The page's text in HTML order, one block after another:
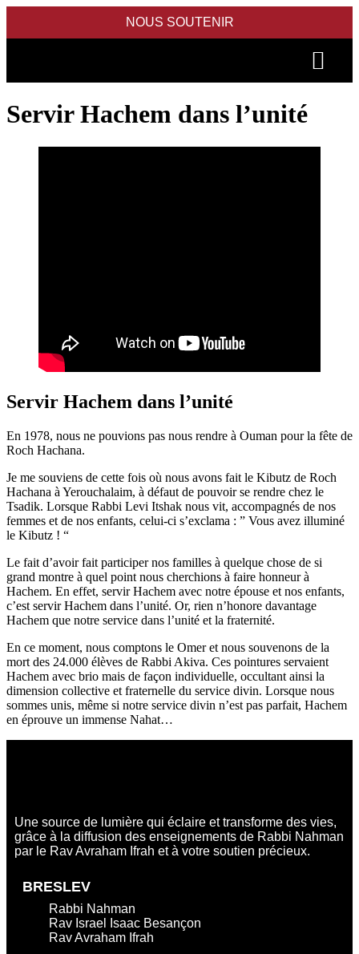
NOUS SOUTENIR
Servir Hachem dans l’unité
Servir Hachem dans l’unité
En 1978, nous ne pouvions pas nous rendre à Ouman pour la fête de
Roch Hachana.
Je me souviens de cette fois où nous avons fait le Kibutz de Roch
Hachana à Yerouchalaim, à défaut de pouvoir se rendre chez le
Tsadik. Lorsque Rabbi Levi Itshak nous vit, accompagnés de nos
femmes et de nos enfants, celui-ci s’exclama : ” Vous avez illuminé
le Kibutz ! “
Le fait d’avoir fait participer nos familles à quelque chose de si
grand montre à quel point nous cherchions à faire honneur à
Hachem. En effet, servir Hachem avec notre épouse et nos enfants,
c’est servir Hachem dans l’unité. Or, rien n’honore davantage
Hachem que notre service dans l’unité et la fraternité.
En ce moment, nous comptons le Omer et nous souvenons de la
mort des 24.000 élèves de Rabbi Akiva. Ces pointures servaient
Hachem avec brio mais de façon individuelle, occultant ainsi la
dimension collective et fraternelle du service divin. Lorsque nous
sommes unis, même si notre service divin n’est pas parfait, Hachem
en éprouve un immense Nahat…
Une source de lumière qui éclaire et transforme des vies,
grâce à la diffusion des enseignements de Rabbi Nahman
par le Rav Avraham Ifrah et à votre soutien précieux.
BRESLEV
Rabbi Nahman
Rav Israel Isaac Besançon
Rav Avraham Ifrah